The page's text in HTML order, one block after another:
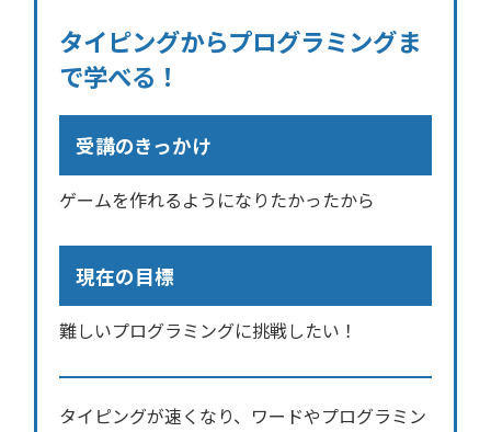
タイピングからプログラミングま
で学べる！
受講のきっかけ
ゲームを作れるようになりたかったから
現在の目標
難しいプログラミングに挑戦したい！
タイピングが速くなり、ワードやプログラミン